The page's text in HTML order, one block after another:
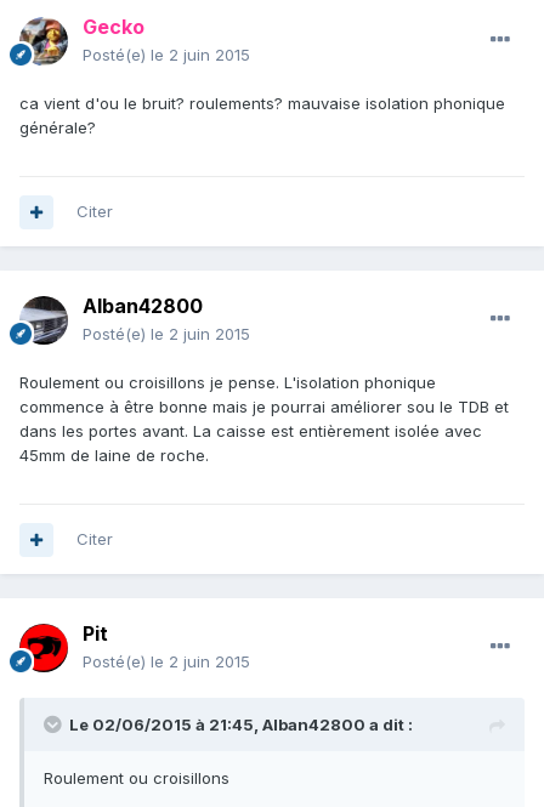
Gecko
Posté(e) le 2 juin 2015
ca vient d'ou le bruit? roulements? mauvaise isolation phonique
générale?
Citer
Alban42800
Posté(e) le 2 juin 2015
Roulement ou croisillons je pense. L'isolation phonique
commence à être bonne mais je pourrai améliorer sou le TDB et
dans les portes avant. La caisse est entièrement isolée avec
45mm de laine de roche.
Citer
Pit
Posté(e) le 2 juin 2015
Le 02/06/2015 à 21:45, Alban42800 a dit :
Roulement ou croisillons